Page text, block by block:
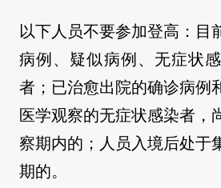
以下人员不要参加登高：目
病例、疑似病例、无症状
者；已治愈出院的确诊病例
医学观察的无症状感染者，
察期内的；人员入境后处于
期的。